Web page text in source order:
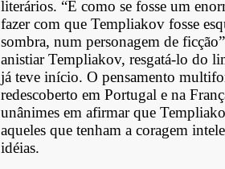
literários. “É como se fosse um
fazer com que Templiakov fosse
sombra, num personagem de
anistiar Templiakov, resgatá-lo do
já teve início. O pensamento
redescoberto em Portugal e na
unânimes em afirmar que
aqueles que tenham a coragem
idéias.